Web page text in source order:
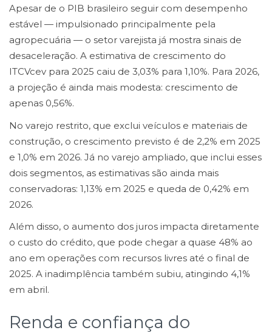
Apesar de o PIB brasileiro seguir com desempenho
estável — impulsionado principalmente pela
agropecuária — o setor varejista já mostra sinais de
desaceleração. A estimativa de crescimento do
ITCVcev para 2025 caiu de 3,03% para 1,10%. Para 2026,
a projeção é ainda mais modesta: crescimento de
apenas 0,56%.
No varejo restrito, que exclui veículos e materiais de
construção, o crescimento previsto é de 2,2% em 2025
e 1,0% em 2026. Já no varejo ampliado, que inclui esses
dois segmentos, as estimativas são ainda mais
conservadoras: 1,13% em 2025 e queda de 0,42% em
2026.
Além disso, o aumento dos juros impacta diretamente
o custo do crédito, que pode chegar a quase 48% ao
ano em operações com recursos livres até o final de
2025. A inadimplência também subiu, atingindo 4,1%
em abril.
Renda e confiança do